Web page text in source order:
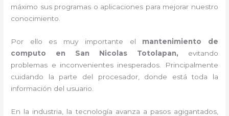
máximo sus programas o aplicaciones para mejorar nuestro
conocimiento.
Por ello es muy importante el mantenimiento de
computo en San Nicolas Totolapan, evitando
problemas e inconvenientes inesperados. Principalmente
cuidando la parte del procesador, donde está toda la
información del usuario.
En la industria, la tecnología avanza a pasos agigantados,